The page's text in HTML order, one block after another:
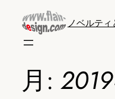
ノベルテ
月: